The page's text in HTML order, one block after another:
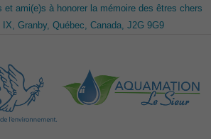
et ami(e)s à honorer la mémoire des êtres chers
Granby, Québec, Canada, J2G 9G9